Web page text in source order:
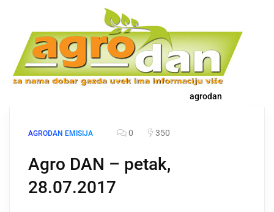
agrodan
AGRODAN EMISIJA 0 350
Agro DAN – petak,
28.07.2017